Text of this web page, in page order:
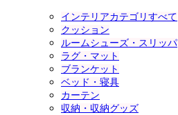
インテリアカテゴリすべて
クッション
ルームシューズ・スリッパ
ラグ・マット
ブランケット
ベッド・寝具
カーテン
収納・収納グッズ